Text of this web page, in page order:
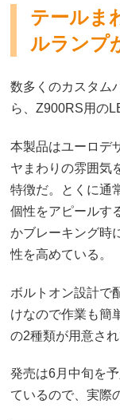
テールま
ルランプ
数多くのカスタム
ら、Z900RS用の
本製品はユーロデ
ヤまわりの雰囲気
特徴だ。とくに通
個性をアピールす
かブレーキング時
性を高めている。
ボルトオン設計で
けなので作業も簡
の2種類が用意され
発売は6月中旬を
ているので、実際